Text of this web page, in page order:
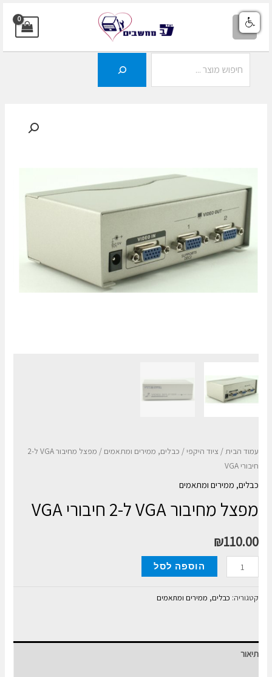
דילוג
לתוכן
MAIN
עמוד הבית/ ציוד היקפי/ כבלים, ממירים ומתאמים
/ מפצל מחיבור VGA ל-2
חיבורי VGA
כבלים, ממירים ומתאמים
מפצל מחיבור VGA ל-2 חיבורי VGA
₪110.00
כמות
של
מפצל
ל-2
הוספה לסל
קטגוריה: כבלים, ממירים ומתאמים
תיאור